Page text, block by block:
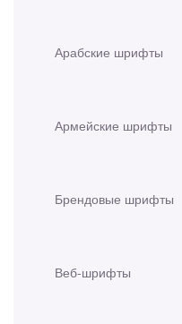
Арабские шрифты
Армейские шрифты
Брендовые шрифты
Веб-шрифты